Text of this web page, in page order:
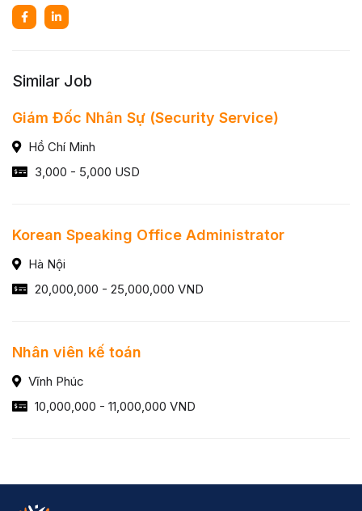
Similar Job
Giám Đốc Nhân Sự (Security Service)
Hồ Chí Minh
3,000 - 5,000 USD
Korean Speaking Office Administrator
Hà Nội
20,000,000 - 25,000,000 VND
Nhân viên kế toán
Vĩnh Phúc
10,000,000 - 11,000,000 VND